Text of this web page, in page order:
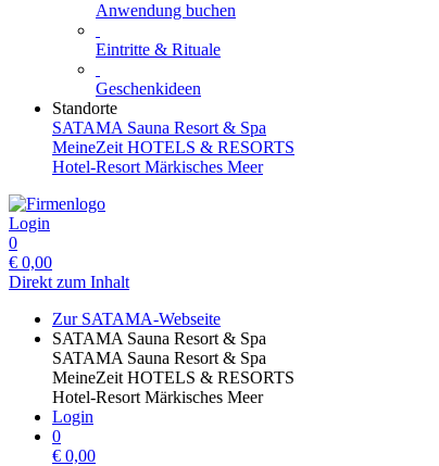
Anwendung buchen
Eintritte & Rituale
Geschenkideen
Standorte
SATAMA Sauna Resort & Spa
MeineZeit HOTELS & RESORTS
Hotel-Resort Märkisches Meer
Login
0
€ 0,00
Direkt zum Inhalt
Zur SATAMA-Webseite
SATAMA Sauna Resort & Spa
SATAMA Sauna Resort & Spa
MeineZeit HOTELS & RESORTS
Hotel-Resort Märkisches Meer
Login
0
€ 0,00